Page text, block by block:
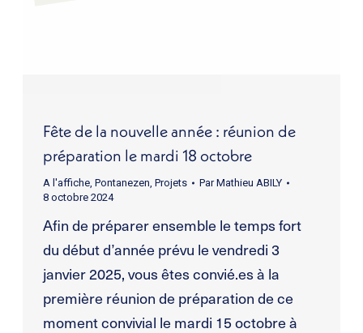
Fête de la nouvelle année : réunion de
préparation le mardi 18 octobre
A l'affiche, Pontanezen Projets ParMathieu ABILY
8 octobre 2024
Afin de préparer ensemble le temps fort
du début d’année prévu le vendredi 3
janvier 2025, vous êtes convié.es à la
première réunion de préparation de ce
moment convivial le mardi 15 octobre à